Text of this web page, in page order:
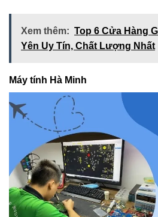
Xem thêm: Top 6 Cửa Hàng
Yên Uy Tín, Chất Lượng Nhất
Máy tính Hà Minh